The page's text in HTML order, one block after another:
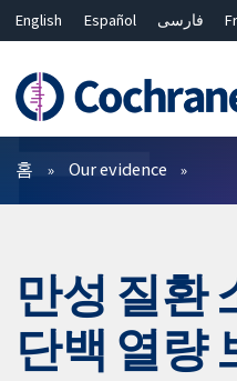
English Español فارسی
Bahasa Malaysia
ไทย
繁體
简体中文
필터
홈 Our evidence
만성 질환
단백 열량